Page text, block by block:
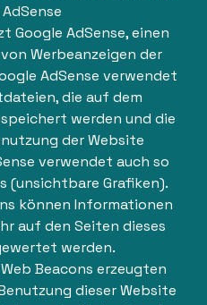
Google AdSense, einen
Werbeanzeigen der
AdSense verwendet
die auf dem
werden und die
der Website
verwendet auch so
(unsichtbare Grafiken).
können Informationen
auf den Seiten dieses
werden.
Beacons erzeugten
dieser Website